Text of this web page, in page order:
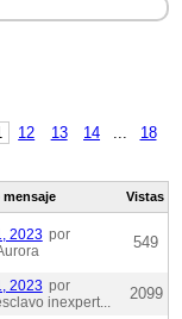
12 13 14 18
Vistas
2023 por
549
2023 por
inexpert...
2099